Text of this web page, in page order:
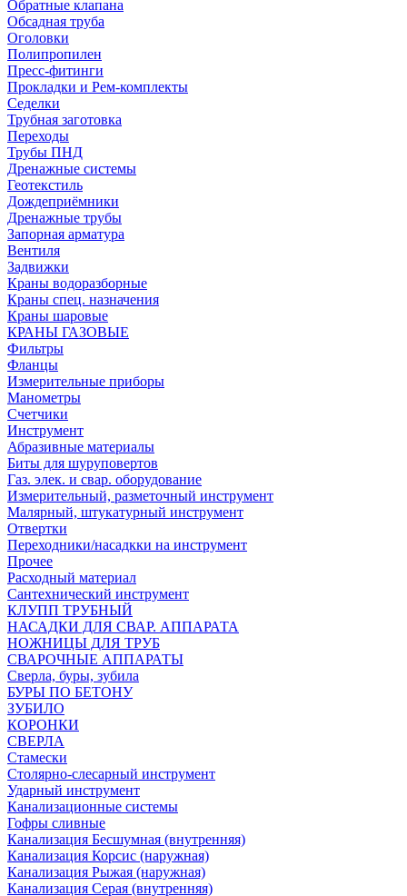
Обратные клапана
Обсадная труба
Оголовки
Полипропилен
Пресс-фитинги
Прокладки и Рем-комплекты
Седелки
Трубная заготовка
Переходы
Трубы ПНД
Дренажные системы
Геотекстиль
Дождеприёмники
Дренажные трубы
Запорная арматура
Вентиля
Задвижки
Краны водоразборные
Краны спец. назначения
Краны шаровые
КРАНЫ ГАЗОВЫЕ
Фильтры
Фланцы
Измерительные приборы
Манометры
Счетчики
Инструмент
Абразивные материалы
Биты для шуруповертов
Газ. элек. и свар. оборудование
Измерительный, разметочный инструмент
Малярный, штукатурный инструмент
Отвертки
Переходники/насадкки на инструмент
Прочее
Расходный материал
Сантехнический инструмент
КЛУПП ТРУБНЫЙ
НАСАДКИ ДЛЯ СВАР. АППАРАТА
НОЖНИЦЫ ДЛЯ ТРУБ
СВАРОЧНЫЕ АППАРАТЫ
Сверла, буры, зубила
БУРЫ ПО БЕТОНУ
ЗУБИЛО
КОРОНКИ
СВЕРЛА
Стамески
Столярно-слесарный инструмент
Ударный инструмент
Канализационные системы
Гофры сливные
Канализация Бесшумная (внутренняя)
Канализация Корсис (наружная)
Канализация Рыжая (наружная)
Канализация Серая (внутренняя)